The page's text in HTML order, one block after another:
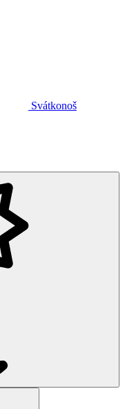
Svátkonoš